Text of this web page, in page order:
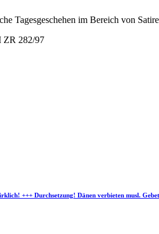
Tagesgeschehen im Bereich von
ZR 282/97
+++ Durchsetzung! Dänen verbieten musl.